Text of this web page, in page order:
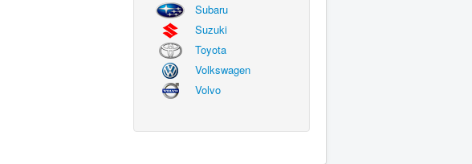
Subaru
Suzuki
Toyota
Volkswagen
Volvo